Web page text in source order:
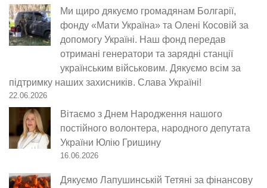
Ми щиро дякуємо громадянам Болгарії,
фонду «Мати Україна» та Олені Косовій за
допомогу Україні. Наш фонд передав
отримані генератори та зарядні станції
українським військовим. Дякуємо всім за
підтримку наших захисників. Слава Україні!
22.06.2026
Вітаємо з Днем Народження нашого
постійного волонтера, народного депутата
України Юлію Гришину
16.06.2026
Дякуємо Лапушинській Тетяні за фінансову